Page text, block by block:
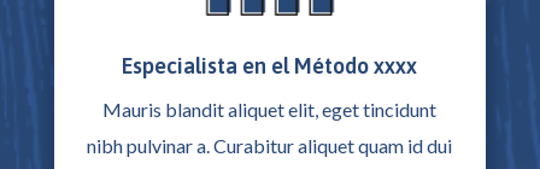
Especialista en el Método xxxx
Mauris blandit aliquet elit, eget tincidunt
nibh pulvinar a. Curabitur aliquet quam id dui